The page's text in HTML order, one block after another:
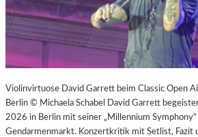
Violinvirtuose David Garrett beim Classic Open
Berlin © Michaela Schabel David Garrett
2026 in Berlin mit seiner „Millennium
Gendarmenmarkt. Konzertkritik mit Setlist, Fazit